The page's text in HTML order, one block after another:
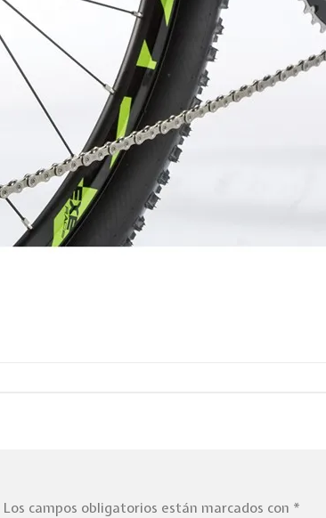
Los campos obligatorios están marcados con *